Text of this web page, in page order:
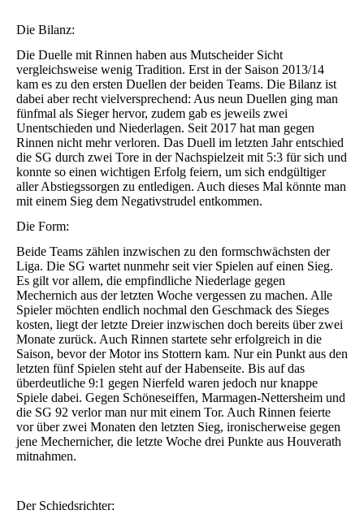
Die Bilanz:
Die Duelle mit Rinnen haben aus Mutscheider Sicht
vergleichsweise wenig Tradition. Erst in der Saison 2013/14
kam es zu den ersten Duellen der beiden Teams. Die Bilanz ist
dabei aber recht vielversprechend: Aus neun Duellen ging man
fünfmal als Sieger hervor, zudem gab es jeweils zwei
Unentschieden und Niederlagen. Seit 2017 hat man gegen
Rinnen nicht mehr verloren. Das Duell im letzten Jahr entschied
die SG durch zwei Tore in der Nachspielzeit mit 5:3 für sich und
konnte so einen wichtigen Erfolg feiern, um sich endgültiger
aller Abstiegssorgen zu entledigen. Auch dieses Mal könnte man
mit einem Sieg dem Negativstrudel entkommen.
Die Form:
Beide Teams zählen inzwischen zu den formschwächsten der
Liga. Die SG wartet nunmehr seit vier Spielen auf einen Sieg.
Es gilt vor allem, die empfindliche Niederlage gegen
Mechernich aus der letzten Woche vergessen zu machen. Alle
Spieler möchten endlich nochmal den Geschmack des Sieges
kosten, liegt der letzte Dreier inzwischen doch bereits über zwei
Monate zurück. Auch Rinnen startete sehr erfolgreich in die
Saison, bevor der Motor ins Stottern kam. Nur ein Punkt aus den
letzten fünf Spielen steht auf der Habenseite. Bis auf das
überdeutliche 9:1 gegen Nierfeld waren jedoch nur knappe
Spiele dabei. Gegen Schöneseiffen, Marmagen-Nettersheim und
die SG 92 verlor man nur mit einem Tor. Auch Rinnen feierte
vor über zwei Monaten den letzten Sieg, ironischerweise gegen
jene Mechernicher, die letzte Woche drei Punkte aus Houverath
mitnahmen.
Der Schiedsrichter: